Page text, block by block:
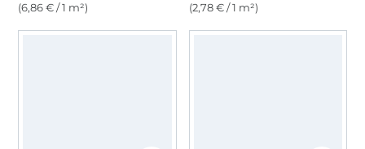
(6,86 € / 1 m²)
(2,78 € / 1 m²)